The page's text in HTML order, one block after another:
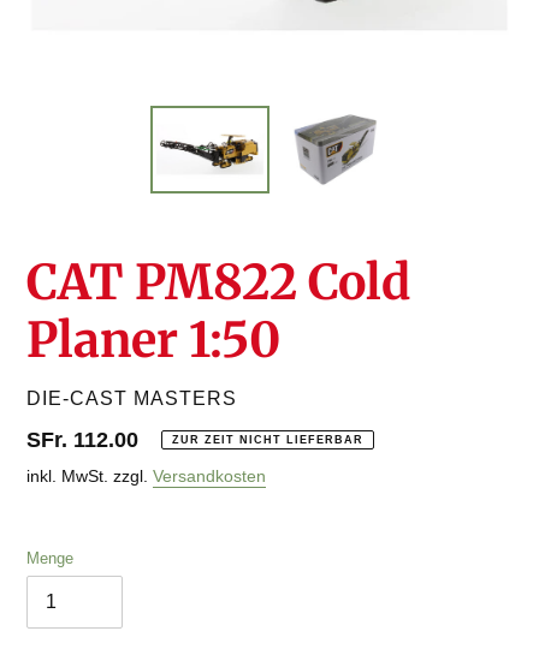
CAT PM822 Cold
Planer 1:50
VERKÄUFER
DIE-CAST MASTERS
Normaler
Preis
SFr. 112.00 ZUR ZEIT NICHT LIEFERBAR
inkl. MwSt. zzgl. Versandkosten
Menge